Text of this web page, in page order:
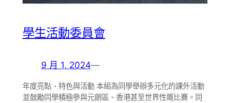
學生活動委員會
9 月 1, 2024—
年度亮點、特色與活動 本組為同學舉辦多元化的課外活動
並鼓勵同學積極參與元朗區、香港甚至世界性嘅比賽。同